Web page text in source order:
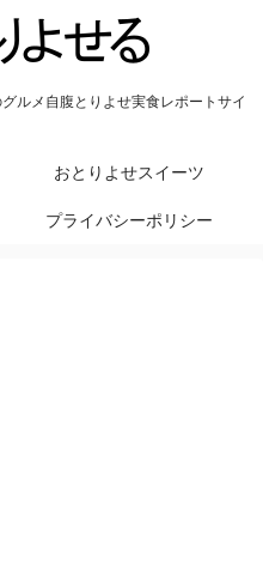
ルメ自腹とりよせ実食レポートサイ
おとりよせスイーツ
プライバシーポリシー